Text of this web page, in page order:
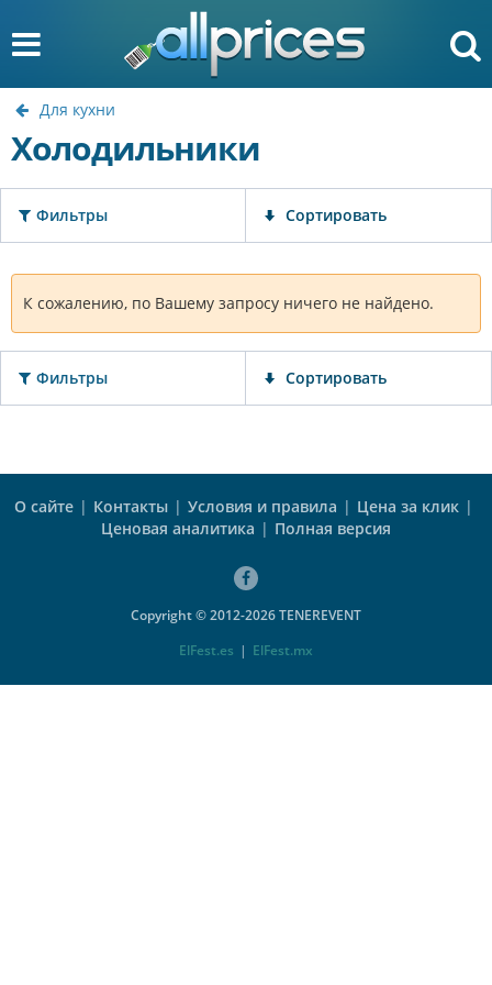
Для кухни
Холодильники
Фильтры Сортировать
К сожалению, по Вашему запросу ничего не найдено.
Фильтры Сортировать
О сайте | Контакты | Условия и правила | Цена за клик |
Ценовая аналитика | Полная версия
Copyright © 2012-2026 TENEREVENT
ElFest.es | ElFest.mx